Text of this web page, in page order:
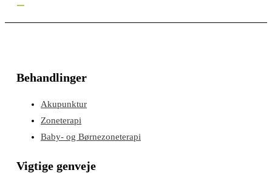
Behandlinger
Akupunktur
Zoneterapi
Baby- og Børnezoneterapi
Vigtige genveje